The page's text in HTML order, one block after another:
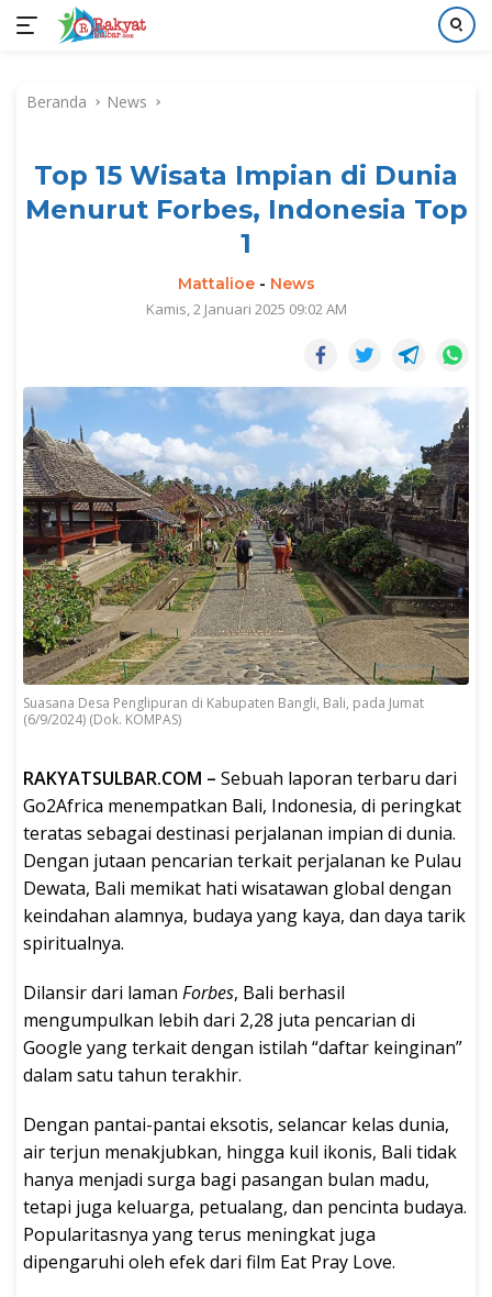
kontenBeranda News
Top 15 Wisata Impian di Dunia
Menurut Forbes, Indonesia Top
1
Mattalioe- News
Kamis, 2 Januari 2025 09:02 AM
Suasana Desa Penglipuran di Kabupaten Bangli, Bali, pada Jumat
(6/9/2024) (Dok. KOMPAS)
RAKYATSULBAR.COM – Sebuah laporan terbaru dari
Go2Africa menempatkan Bali, Indonesia, di peringkat
teratas sebagai destinasi perjalanan impian di dunia.
Dengan jutaan pencarian terkait perjalanan ke Pulau
Dewata, Bali memikat hati wisatawan global dengan
keindahan alamnya, budaya yang kaya, dan daya tarik
spiritualnya.
Dilansir dari laman Forbes, Bali berhasil
mengumpulkan lebih dari 2,28 juta pencarian di
Google yang terkait dengan istilah “daftar keinginan”
dalam satu tahun terakhir.
Dengan pantai-pantai eksotis, selancar kelas dunia,
air terjun menakjubkan, hingga kuil ikonis, Bali tidak
hanya menjadi surga bagi pasangan bulan madu,
tetapi juga keluarga, petualang, dan pencinta budaya.
Popularitasnya yang terus meningkat juga
dipengaruhi oleh efek dari film Eat Pray Love.